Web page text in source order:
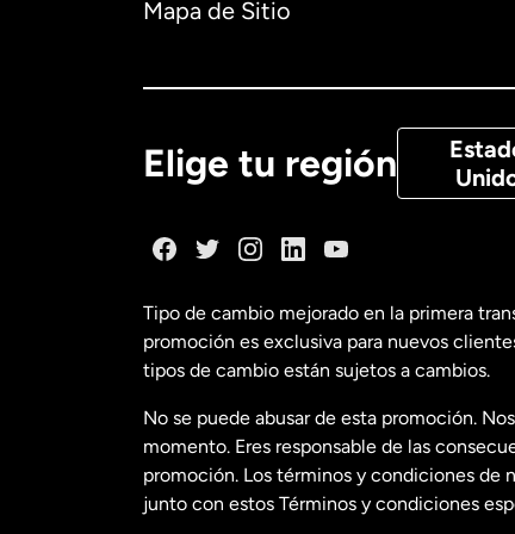
Mapa de Sitio
Elige tu región Canadá
Estados
Estados
Francia
Tipo de cambio mejorado en la primera
promoción es exclusiva para nuevos
tipos de cambio están sujetos a cambios.
No se puede abusar de esta promoción.
momento. Eres responsable de las
promoción. Los términos y condiciones de
junto con estos Términos y condiciones